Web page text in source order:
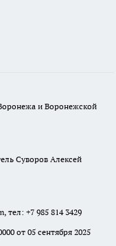
и Воронежской
Суворов Алексей
+7 985 814 3429
от 05 сентября 2025